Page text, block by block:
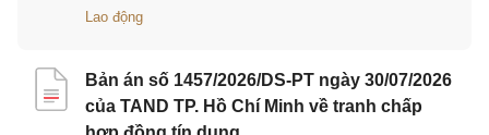
Lao động
Bản án số 1457/2026/DS-PT ngày 30/07/2026
của TAND TP. Hồ Chí Minh về tranh chấp